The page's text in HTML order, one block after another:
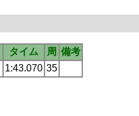
タイム 周 備考
1:43.070 35